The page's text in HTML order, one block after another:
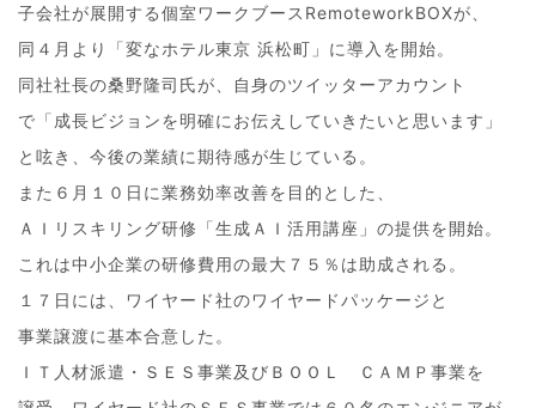
子会社が展開する個室ワークブースRemoteworkBOXが、
同４月より「変なホテル東京 浜松町」に導入を開始。
同社社長の桑野隆司氏が、自身のツイッターアカウント
で「成長ビジョンを明確にお伝えしていきたいと思います」
と呟き、今後の業績に期待感が生じている。
また６月１０日に業務効率改善を目的とした、
ＡＩリスキリング研修「生成ＡＩ活用講座」の提供を開始。
これは中小企業の研修費用の最大７５％は助成される。
１７日には、ワイヤード社のワイヤードパッケージと
事業譲渡に基本合意した。
ＩＴ人材派遣・ＳＥＳ事業及びＢＯＯＬ ＣＡＭＰ事業を